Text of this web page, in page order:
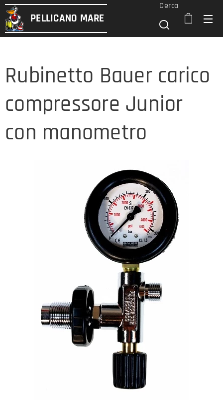
PELLICANO MARE
Cerca
Rubinetto Bauer carico
compressore Junior
con manometro